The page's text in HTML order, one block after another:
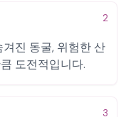
2
진 동굴, 위험한 산
도전적입니다.
3